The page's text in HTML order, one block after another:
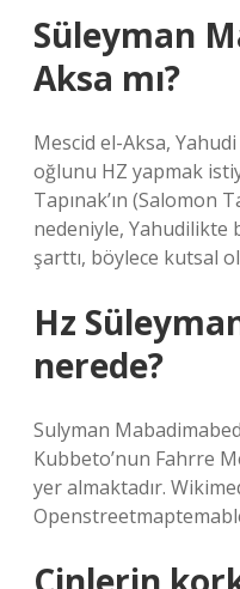
Süleyman
Aksa mı?
Mescid el-Aksa,
oğlunu HZ yapmak
Tapınak’ın (Salomon
nedeniyle, Yahudilikte
şarttı, böylece kutsal
Hz
nerede?
Sulyman
Kubbeto’nun Fahrre
yer almaktadır.